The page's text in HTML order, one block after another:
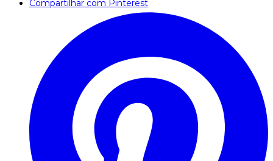
Compartilhar com Pinterest